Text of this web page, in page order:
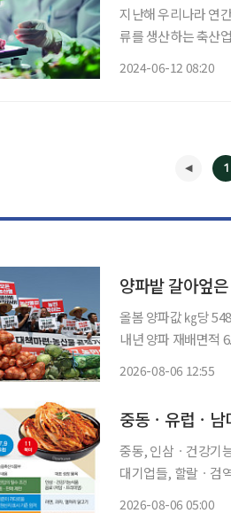
지난해 우리나라 연
류를 생산하는 축산
2024-06-12 08:20
1
양파밭 갈아엎
올봄 양파값 ㎏당
내년 양파 재배면
2026-08-06 12:55
중동, 인삼ㆍ건강기
대기업들, 할랄ㆍ검역 기준
2026-08-06 05:00